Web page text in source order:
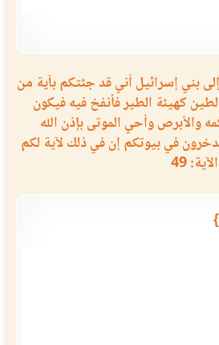
بني إسرائيل أني قد جئتكم بآية من
كهيئة الطير فأنفخ فيه فيكون
والأبرص وأحي الموتى بإذن الله
في بيوتكم إن في ذلك لآية لكم
49